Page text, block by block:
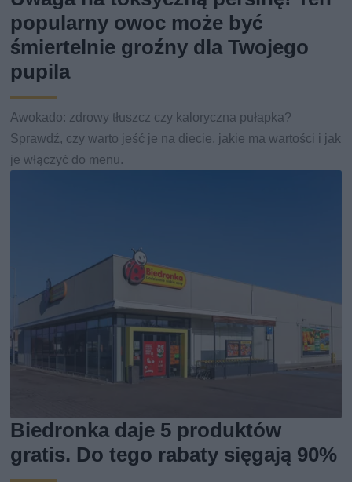
popularny owoc może być
śmiertelnie groźny dla Twojego
pupila
Awokado: zdrowy tłuszcz czy kaloryczna pułapka?
Sprawdź, czy warto jeść je na diecie, jakie ma wartości i jak
je włączyć do menu.
Biedronka daje 5 produktów
gratis. Do tego rabaty sięgają 90%